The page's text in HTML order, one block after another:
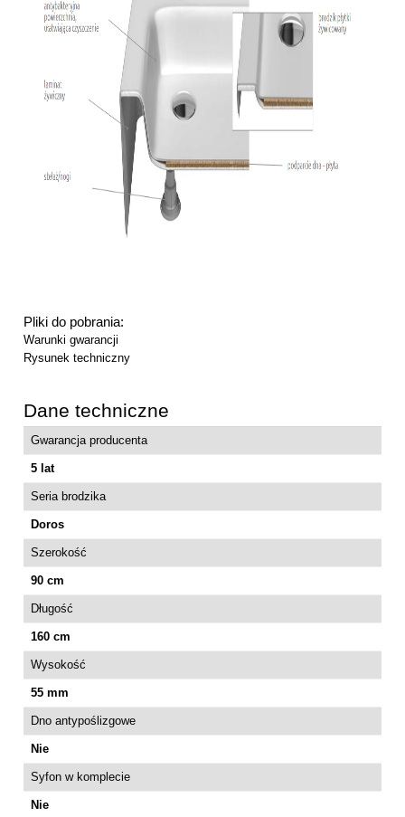
Pliki do pobrania:
Warunki gwarancji
Rysunek techniczny
Dane techniczne
Gwarancja producenta
5 lat
Seria brodzika
Doros
Szerokość
90 cm
Długość
160 cm
Wysokość
55 mm
Dno antypoślizgowe
Nie
Syfon w komplecie
Nie